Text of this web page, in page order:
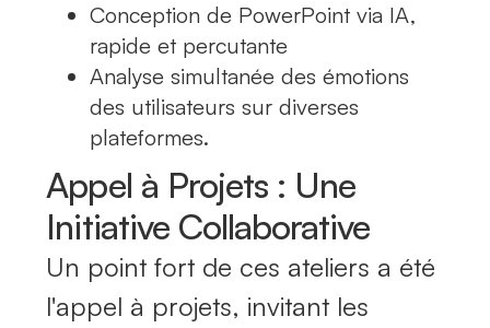
Conception de PowerPoint via IA,
rapide et percutante
Analyse simultanée des émotions
des utilisateurs sur diverses
plateformes.
Appel à Projets : Une
Initiative Collaborative
Un point fort de ces ateliers a été
l'appel à projets, invitant les